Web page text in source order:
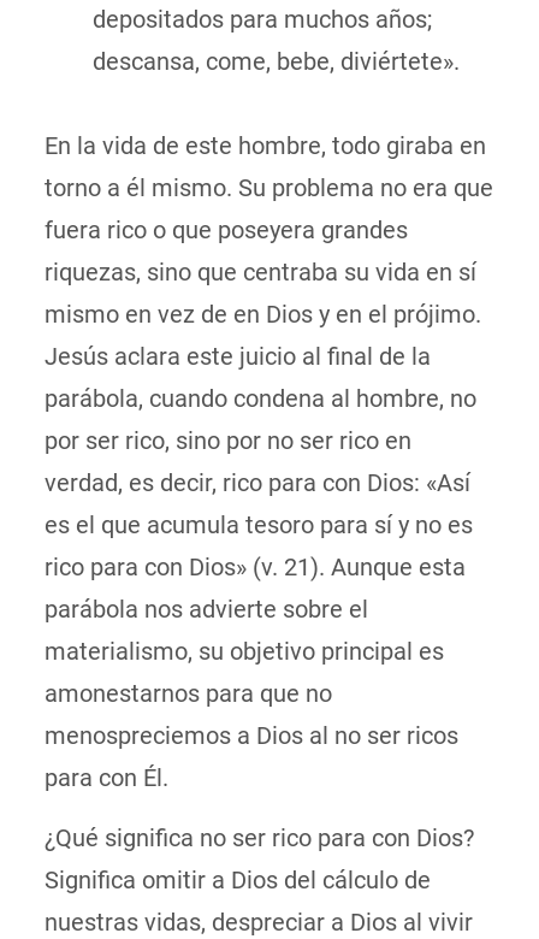
depositados para muchos años;
descansa, come, bebe, diviértete».
En la vida de este hombre, todo giraba en
torno a él mismo. Su problema no era que
fuera rico o que poseyera grandes
riquezas, sino que centraba su vida en sí
mismo en vez de en Dios y en el prójimo.
Jesús aclara este juicio al final de la
parábola, cuando condena al hombre, no
por ser rico, sino por no ser rico en
verdad, es decir, rico para con Dios: «Así
es el que acumula tesoro para sí y no es
rico para con Dios» (v. 21). Aunque esta
parábola nos advierte sobre el
materialismo, su objetivo principal es
amonestarnos para que no
menospreciemos a Dios al no ser ricos
para con Él.
¿Qué significa no ser rico para con Dios?
Significa omitir a Dios del cálculo de
nuestras vidas, despreciar a Dios al vivir